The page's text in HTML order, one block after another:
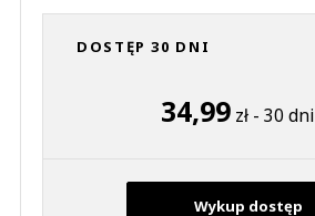
DOSTĘP 30 DNI
34,99 zł - 30 dni
Wykup dostęp